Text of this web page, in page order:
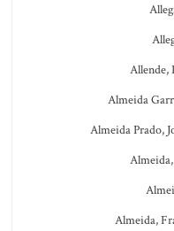
Allende,
Almeida
Almeida Prado,
Almeida,